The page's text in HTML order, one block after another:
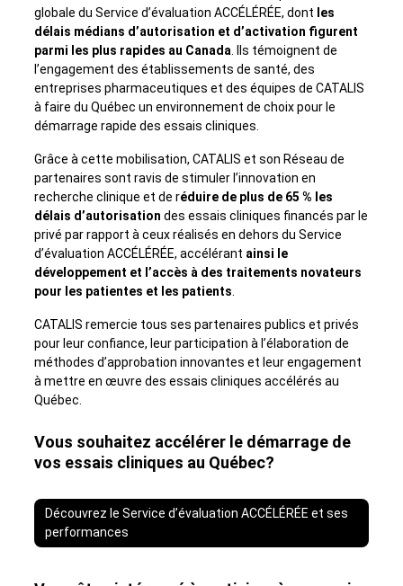
globale du Service d’évaluation ACCÉLÉRÉE, dont les
délais médians d’autorisation et d’activation figurent
parmi les plus rapides au Canada . Ils témoignent de
l’engagement des établissements de santé, des
entreprises pharmaceutiques et des équipes de CATALIS
à faire du Québec un environnement de choix pour le
démarrage rapide des essais cliniques.
Grâce à cette mobilisation, CATALIS et son Réseau de
partenaires sont ravis de stimuler l’innovation en
recherche clinique et de réduire de plus de 65 % les
délais d’autorisation des essais cliniques financés par le
privé par rapport à ceux réalisés en dehors du Service
d’évaluation ACCÉLÉRÉE, accélérant ainsi le
d éveloppement et l ’accès à des traitements novateurs
pour les patientes et les patients
CATALIS remercie tous ses partenaires publics et privés
pour leur confiance, leur participation à l’élaboration de
méthodes d’approbation innovantes et leur engagement
à mettre en œuvre des essais cliniques accélérés au
Québec.
Vous souhaitez accélérer le démarrage de
vos essais cliniques au Québec?
Découvrez le Service d’évaluation ACCÉLÉRÉE et ses
performances